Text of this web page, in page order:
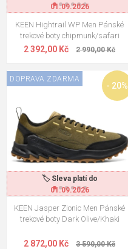
01.09.2026
KEEN Hightrail WP Men Pánské
trekové boty chipmunk/safari
2 392,00 Kč 2 990,00 Kč
🏷️ Sleva platí do
01.09.2026
- 20%
DOPRAVA ZDARMA
KEEN Jasper Zionic Men Pánské
trekové boty Dark Olive/Khaki
2 872,00 Kč 3 590,00 Kč